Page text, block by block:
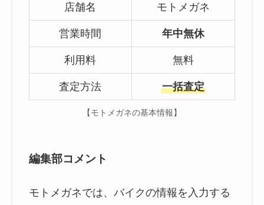
店舗名 モトメガネ
営業時間 年中無休
利用料 無料
査定方法 一括査定
【モトメガネの基本情報】
編集部コメント
モトメガネでは、バイクの情報を入力する